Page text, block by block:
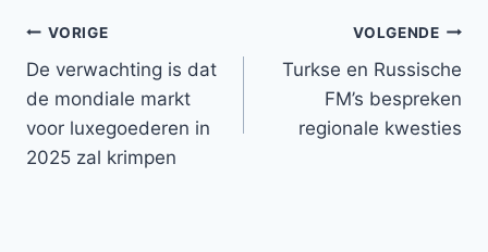
Bericht
navigatie
VORIGE
De verwachting is dat
de mondiale markt
voor luxegoederen in
2025 zal krimpen
VOLGENDE
Turkse en Russische
FM’s bespreken
regionale kwesties